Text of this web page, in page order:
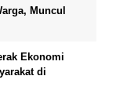
Muncul
Ekonomi
di